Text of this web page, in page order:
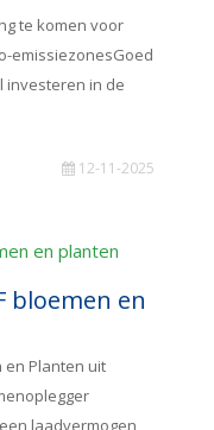
te komen voor
emissiezonesGoed
investeren in de
12-11-2025
bloemen en
en Planten uit
laadvermogen